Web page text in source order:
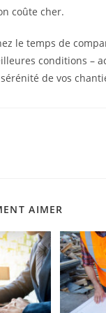
coûte cher.
le temps de
conditions –
de vos
AIMER